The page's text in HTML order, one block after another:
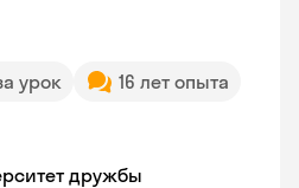
урок
16 лет опыта
дружбы